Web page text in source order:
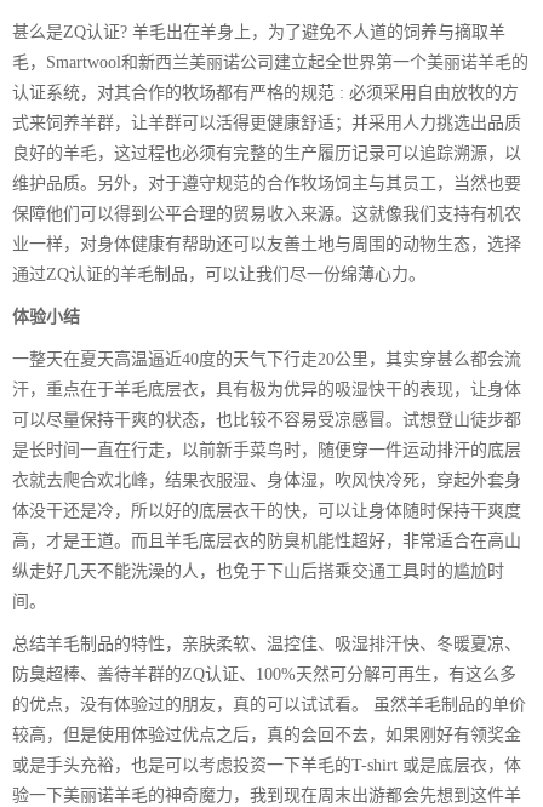
甚么是ZQ认证? 羊毛出在羊身上，为了避免不人道的饲养与摘取羊
毛，Smartwool和新西兰美丽诺公司建立起全世界第一个美丽诺羊毛的
认证系统，对其合作的牧场都有严格的规范 : 必须采用自由放牧的方
式来饲养羊群，让羊群可以活得更健康舒适；并采用人力挑选出品质
良好的羊毛，这过程也必须有完整的生产履历记录可以追踪溯源，以
维护品质。另外，对于遵守规范的合作牧场饲主与其员工，当然也要
保障他们可以得到公平合理的贸易收入来源。这就像我们支持有机农
业一样，对身体健康有帮助还可以友善土地与周围的动物生态，选择
通过ZQ认证的羊毛制品，可以让我们尽一份绵薄心力。
体验小结
一整天在夏天高温逼近40度的天气下行走20公里，其实穿甚么都会流
汗，重点在于羊毛底层衣，具有极为优异的吸湿快干的表现，让身体
可以尽量保持干爽的状态，也比较不容易受凉感冒。试想登山徒步都
是长时间一直在行走，以前新手菜鸟时，随便穿一件运动排汗的底层
衣就去爬合欢北峰，结果衣服湿、身体湿，吹风快冷死，穿起外套身
体没干还是冷，所以好的底层衣干的快，可以让身体随时保持干爽度
高，才是王道。而且羊毛底层衣的防臭机能性超好，非常适合在高山
纵走好几天不能洗澡的人，也免于下山后搭乘交通工具时的尴尬时
间。
总结羊毛制品的特性，亲肤柔软、温控佳、吸湿排汗快、冬暖夏凉、
防臭超棒、善待羊群的ZQ认证、100%天然可分解可再生，有这么多
的优点，没有体验过的朋友，真的可以试试看。 虽然羊毛制品的单价
较高，但是使用体验过优点之后，真的会回不去，如果刚好有领奖金
或是手头充裕，也是可以考虑投资一下羊毛的T-shirt 或是底层衣，体
验一下美丽诺羊毛的神奇魔力，我到现在周末出游都会先想到这件羊